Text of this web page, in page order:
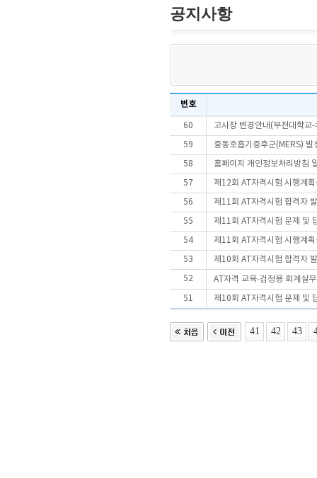
공지사항
번호
60 고사장 변경안내(부천대학교
59 중동호흡기증후군(MERS) 발
58 홈페이지 개인정보처리방침
57 제12회 AT자격시험 시행계
56 제11회 AT자격시험 합격자
55 제11회 AT자격시험 문제 및
54 제11회 AT자격시험 시행계
53 제10회 AT자격시험 합격자
52 AT자격 교육·검정용 회계실
51 제10회 AT자격시험 문제 및
41 42 43